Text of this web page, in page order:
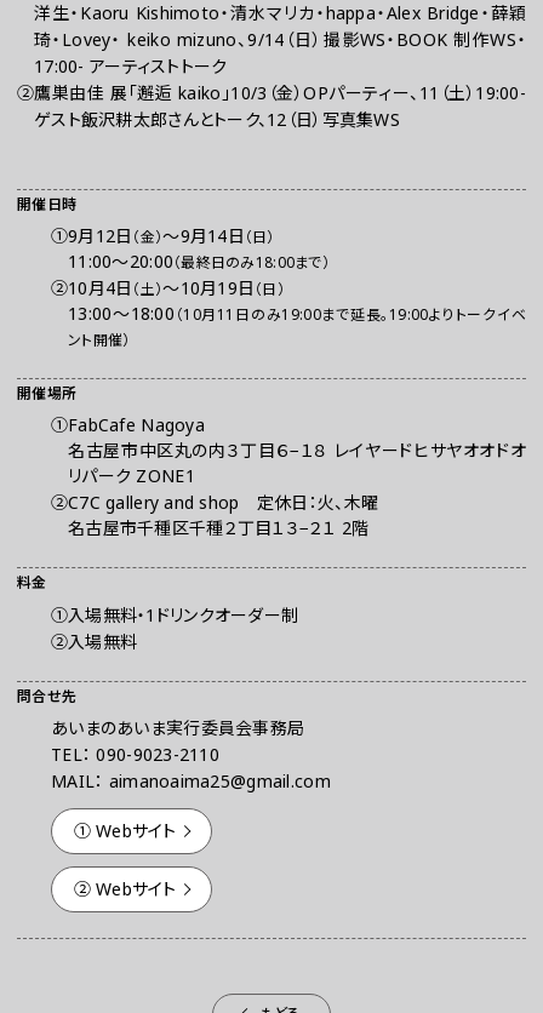
お問い合わせ
プレスの方へ
組織委員会からのお知らせ
鑑賞時のお願い
洋生・Kaoru Kishimoto・清水マリカ・happa・Alex Bridge・薛穎
琦・Lovey・ keiko mizuno、9/14（日）撮影WS・BOOK 制作WS・
17:00- アーティストトーク
②鷹巣由佳 展「邂逅 kaiko」10/3（金）OPパーティー、11（土）19:00-
ゲスト飯沢耕太郎さんとトーク、12（日）写真集WS
開催日時
①9月12日 （金）～9月14日 （日）
11:00～20:00（最終日のみ18:00まで）
②10月4日 （土）～10月19日 （日）
13:00～18:00 （10月11日のみ19:00まで延長。19:00よりトークイベ
ント開催）
開催場所
①FabCafe Nagoya
名古屋市中区丸の内３丁目６−１８ レイヤードヒサヤオオドオ
リパーク ZONE1
②C7C gallery and shop 定休日：火、木曜
名古屋市千種区千種２丁目１３−２１ 2階
料金
①入場無料・1ドリンクオーダー制
②入場無料
問合せ先
あいまのあいま実行委員会事務局
TEL： 090-9023-2110
MAIL： aimanoaima25@gmail.com
① Webサイト
② Webサイト